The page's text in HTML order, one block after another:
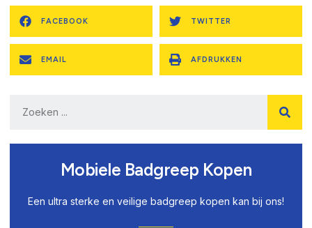
FACEBOOK TWITTER
EMAIL AFDRUKKEN
Mobiele Badgreep Kopen
Een ultra sterke en veilige badgreep kopen kan bij ons!